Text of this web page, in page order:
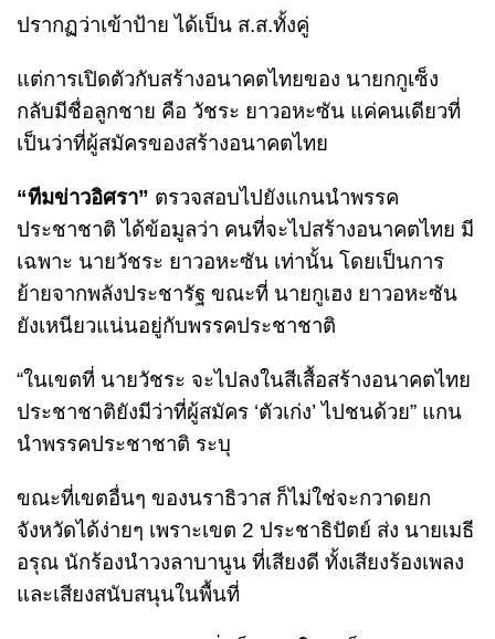
ปรากฏว่าเข้าป้าย ได้เป็น ส.ส.ทั้งคู่
แต่การเปิดตัวกับสร้างอนาคตไทยของ นายกกูเซ็ง
กลับมีชื่อลูกชาย คือ วัชระ ยาวอหะซัน แค่คนเดียวที่
เป็นว่าที่ผู้สมัครของสร้างอนาคตไทย
“ทีมข่าวอิศรา” ตรวจสอบไปยังแกนนำพรรค
ประชาชาติ ได้ข้อมูลว่า คนที่จะไปสร้างอนาคตไทย มี
เฉพาะ นายวัชระ ยาวอหะซัน เท่านั้น โดยเป็นการ
ย้ายจากพลังประชารัฐ ขณะที่ นายกูเฮง ยาวอหะซัน
ยังเหนียวแน่นอยู่กับพรรคประชาชาติ
“ในเขตที่ นายวัชระ จะไปลงในสีเสื้อสร้างอนาคตไทย
ประชาชาติยังมีว่าที่ผู้สมัคร ‘ตัวเก่ง’ ไปชนด้วย” แกน
นำพรรคประชาชาติ ระบุ
ขณะที่เขตอื่นๆ ของนราธิวาส ก็ไม่ใช่จะกวาดยก
จังหวัดได้ง่ายๆ เพราะเขต 2 ประชาธิปัตย์ ส่ง นายเมธี
อรุณ นักร้องนำวงลาบานูน ที่เสียงดี ทั้งเสียงร้องเพลง
และเสียงสนับสนุนในพื้นที่